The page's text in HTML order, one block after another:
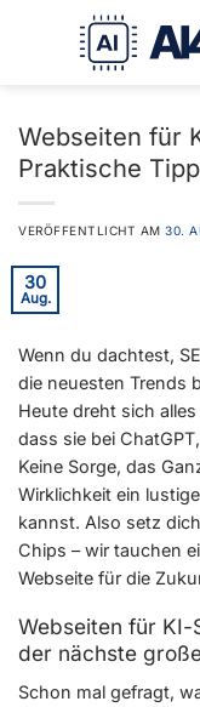
Webseiten für
Praktische
VERÖFFENTLICHT AM30.
30
Aug.
Wenn du dachtest,
die neuesten Trends
Heute dreht sich
dass sie bei
Keine Sorge, das
Wirklichkeit ein
kannst. Also setz
Chips – wir tauchen
Webseite für die
Webseiten für KI-
der nächste
Schon mal gefragt,